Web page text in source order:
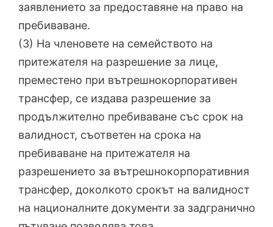
заявлението за предоставяне на право на
пребиваване.
(3) На членовете на семейството на
притежателя на разрешение за лице,
преместено при вътрешнокорпоративен
трансфер, се издава разрешение за
продължително пребиваване със срок на
валидност, съответен на срока на
пребиваване на притежателя на
разрешението за вътрешнокорпоративния
трансфер, доколкото срокът на валидност
на националните документи за задгранично